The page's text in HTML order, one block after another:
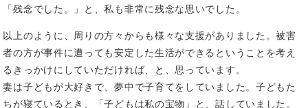
「残念でした。」と、私も非常に残念な思いでした。
以上のように、周りの方々からも様々な支援がありました。被害
者の方が事件に遭っても安定した生活ができるということを考え
るきっかけにしていただければ、と、思っています。
妻は子どもが大好きで、夢中で子育てをしていました。子どもた
ちが寝ているとき、「子どもは私の宝物」と、話していました。